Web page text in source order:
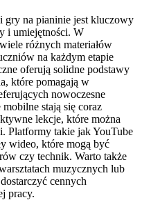
gry na pianinie jest kluczowy
i umiejętności. W
różnych materiałów
na każdym etapie
oferują solidne podstawy
które pomagają w
nowoczesne
stają się coraz
lekcje, które można
Platformy takie jak YouTube
wideo, które mogą być
czy technik. Warto także
muzycznych lub
cennych
pracy.